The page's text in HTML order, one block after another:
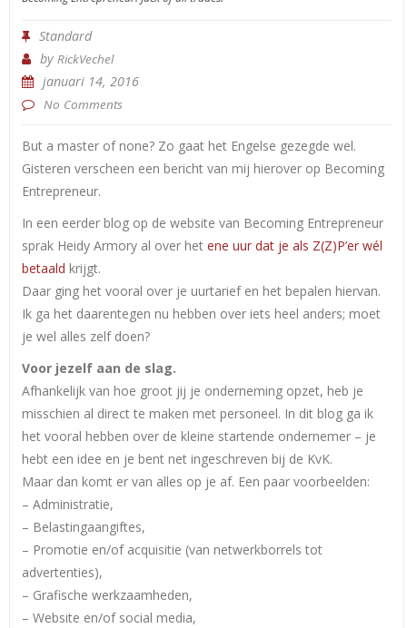
Standard
by RickVechel
januari 14, 2016
No Comments
But a master of none? Zo gaat het Engelse gezegde wel.
Gisteren verscheen een bericht van mij hierover op Becoming
Entrepreneur.
In een eerder blog op de website van Becoming Entrepreneur
sprak Heidy Armory al over het ene uur dat je als Z(Z)P’er wél
betaald krijgt.
Daar ging het vooral over je uurtarief en het bepalen hiervan.
Ik ga het daarentegen nu hebben over iets heel anders; moet
je wel alles zelf doen?
Voor jezelf aan de slag.
Afhankelijk van hoe groot jij je onderneming opzet, heb je
misschien al direct te maken met personeel. In dit blog ga ik
het vooral hebben over de kleine startende ondernemer – je
hebt een idee en je bent net ingeschreven bij de KvK.
Maar dan komt er van alles op je af. Een paar voorbeelden:
– Administratie,
– Belastingaangiftes,
– Promotie en/of acquisitie (van netwerkborrels tot
advertenties),
– Grafische werkzaamheden,
– Website en/of social media,